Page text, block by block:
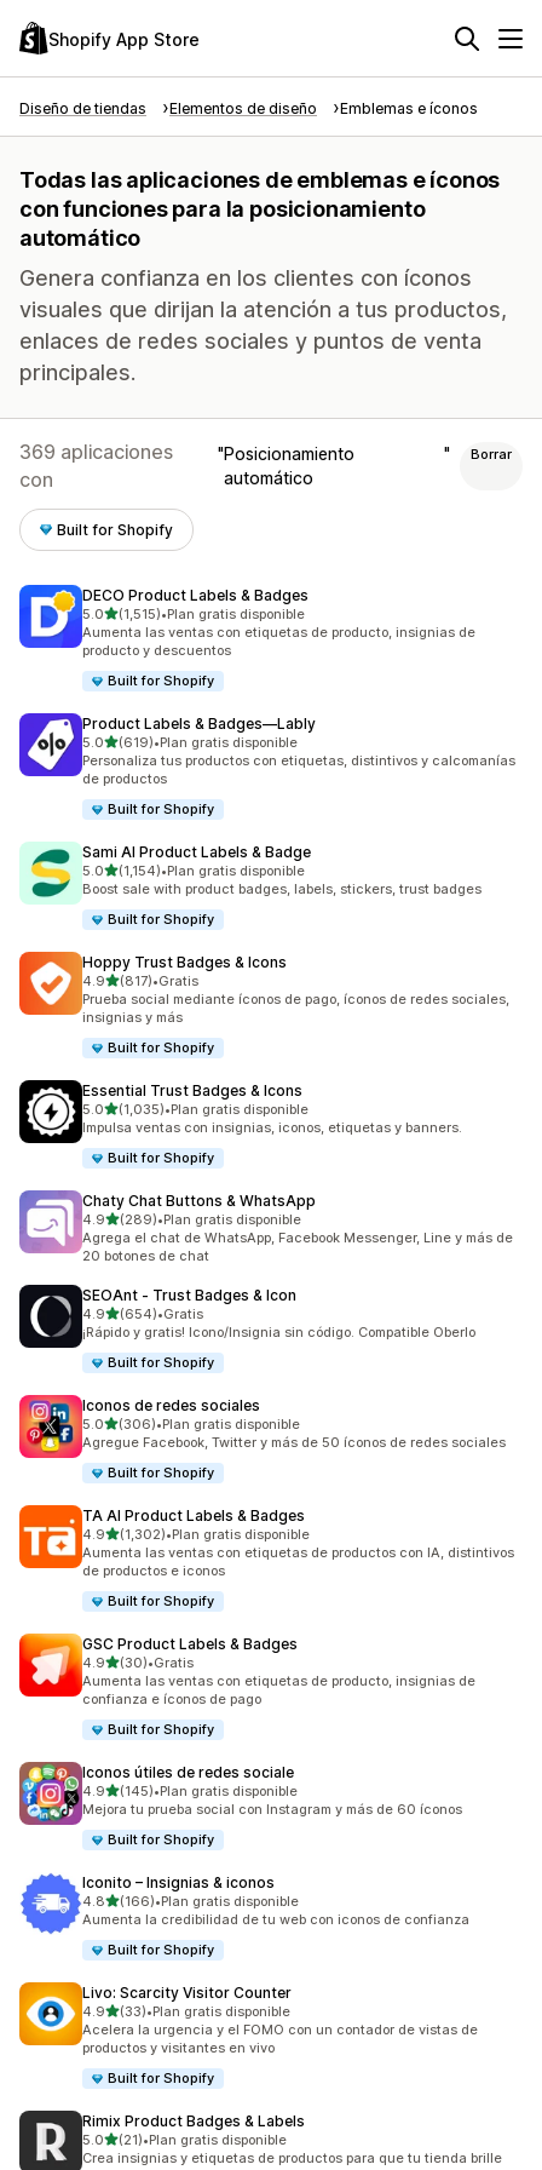
Shopify App Store
Diseño de tiendas Elementos de diseño Emblemas e íconos
Todas las aplicaciones de emblemas e íconos
con funciones para la posicionamiento
automático
Genera confianza en los clientes con íconos
visuales que dirijan la atención a tus productos,
enlaces de redes sociales y puntos de venta
principales.
369 aplicaciones
con
Posicionamiento
automático
Borrar
Built for Shopify
DECO Product Labels & Badges
5.0de 5 estrellas
(1,515)
1515 reseñas en total
•Plan gratis disponible
Aumenta las ventas con etiquetas de producto, insignias de
producto y descuentos
Built for Shopify
Product Labels & Badges—Lably
5.0de 5 estrellas
(619)
619 reseñas en total
•Plan gratis disponible
Personaliza tus productos con etiquetas, distintivos y calcomanías
de productos
Built for Shopify
Sami AI Product Labels & Badge
5.0de 5 estrellas
(1,154)
1154 reseñas en total
•Plan gratis disponible
Boost sale with product badges, labels, stickers, trust badges
Built for Shopify
Hoppy Trust Badges & Icons
4.9de 5 estrellas
(817)
817 reseñas en total
•Gratis
Prueba social mediante íconos de pago, íconos de redes sociales,
insignias y más
Built for Shopify
Essential Trust Badges & Icons
5.0de 5 estrellas
(1,035)
1035 reseñas en total
•Plan gratis disponible
Impulsa ventas con insignias, iconos, etiquetas y banners.
Built for Shopify
Chaty Chat Buttons & WhatsApp
4.9de 5 estrellas
(289)
289 reseñas en total
•Plan gratis disponible
Agrega el chat de WhatsApp, Facebook Messenger, Line y más de
20 botones de chat
SEOAnt ‑ Trust Badges & Icon
4.9de 5 estrellas
(654)
654 reseñas en total
•Gratis
¡Rápido y gratis! Icono/Insignia sin código. Compatible Oberlo
Built for Shopify
Iconos de redes sociales
5.0de 5 estrellas
(306)
306 reseñas en total
•Plan gratis disponible
Agregue Facebook, Twitter y más de 50 íconos de redes sociales
Built for Shopify
TA AI Product Labels & Badges
4.9de 5 estrellas
(1,302)
1302 reseñas en total
•Plan gratis disponible
Aumenta las ventas con etiquetas de productos con IA, distintivos
de productos e iconos
Built for Shopify
GSC Product Labels & Badges
4.9de 5 estrellas
(30)
30 reseñas en total
•Gratis
Aumenta las ventas con etiquetas de producto, insignias de
confianza e íconos de pago
Built for Shopify
Iconos útiles de redes sociale
4.9de 5 estrellas
(145)
145 reseñas en total
•Plan gratis disponible
Mejora tu prueba social con Instagram y más de 60 íconos
Built for Shopify
Iconito – Insignias & iconos
4.8de 5 estrellas
(166)
166 reseñas en total
•Plan gratis disponible
Aumenta la credibilidad de tu web con iconos de confianza
Built for Shopify
Livo: Scarcity Visitor Counter
4.9de 5 estrellas
(33)
33 reseñas en total
•Plan gratis disponible
Acelera la urgencia y el FOMO con un contador de vistas de
productos y visitantes en vivo
Built for Shopify
Rimix Product Badges & Labels
5.0de 5 estrellas
(21)
21 reseñas en total
•Plan gratis disponible
Crea insignias y etiquetas de productos para que tu tienda brille